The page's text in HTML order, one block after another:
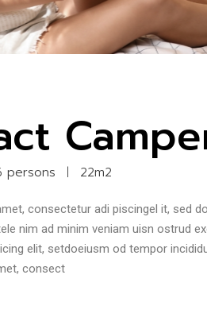
persons 22m2
consectetur adi piscingel it, sed
nim ad minim veniam uisn ostrud
elit, setdoeiusm od tempor
consect